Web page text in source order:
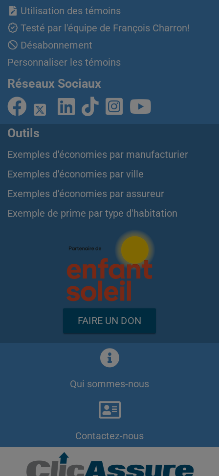
Utilisation des témoins
Testé par l'équipe de François Charron!
Désabonnement
Personnaliser les témoins
Réseaux Sociaux
Outils
Exemples d'économies par manufacturier
Exemples d'économies par ville
Exemples d'économies par assureur
Exemple de prime par type d'habitation
FAIRE UN DON
Qui sommes-nous
Contactez-nous